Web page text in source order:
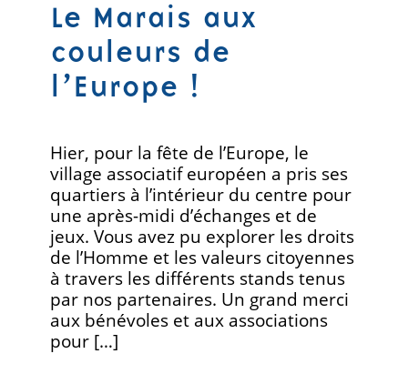
Le Marais aux
couleurs de
l’Europe !
Hier, pour la fête de l’Europe, le
village associatif européen a pris ses
quartiers à l’intérieur du centre pour
une après-midi d’échanges et de
jeux. Vous avez pu explorer les droits
de l’Homme et les valeurs citoyennes
à travers les différents stands tenus
par nos partenaires. Un grand merci
aux bénévoles et aux associations
pour […]